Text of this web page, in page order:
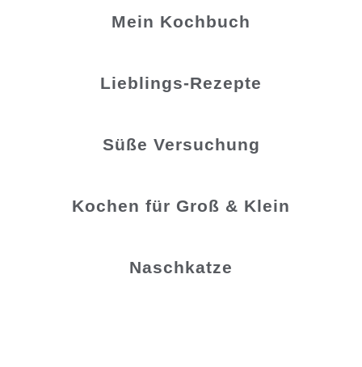
Mein Kochbuch
Lieblings-Rezepte
Süße Versuchung
Kochen für Groß & Klein
Naschkatze